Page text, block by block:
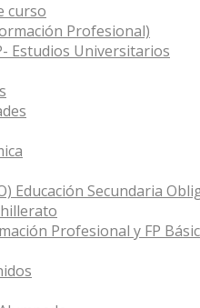
curso
Profesional)
Estudios Universitarios
Educación Secundaria
Profesional y FP